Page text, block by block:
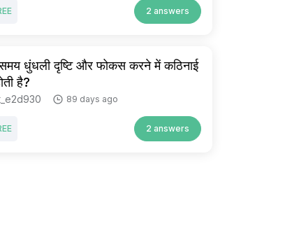
2 answers
धुंधली दृष्टि और फोकस करने में कठिनाई
है?
89 days ago
2 answers